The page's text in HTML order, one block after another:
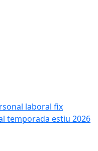
laboral fix
temporada estiu 2026